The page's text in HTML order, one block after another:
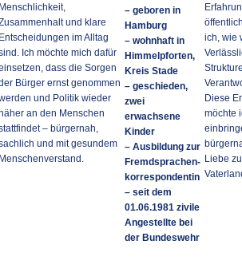
Menschlichkeit,
und klare
Entscheidungen im Alltag
Ich möchte mich dafür
dass die Sorgen
Bürger ernst genommen
und Politik wieder
an den Menschen
– bürgernah,
und mit gesundem
Menschenverstand.
– geboren in
Hamburg
– wohnhaft in
Himmelpforten,
Kreis Stade
– geschieden,
zwei
erwachsene
Kinder
– Ausbildung zur
Fremdsprachen-
korrespondentin
– seit dem
01.06.1981 zivile
Angestellte bei
der Bundeswehr
ich, wie
Diese
möchte
Liebe